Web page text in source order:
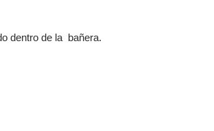
dentro de la bañera.